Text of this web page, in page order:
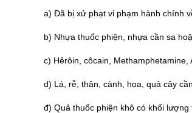
a) Đã bị xử phạt vi phạm hành chính
b) Nhựa thuốc phiện, nhựa cần sa
c) Hêrôin, côcain,
d) Lá, rễ, thân, cành, hoa, quả cây
đ) Quả thuốc phiện khô có khối